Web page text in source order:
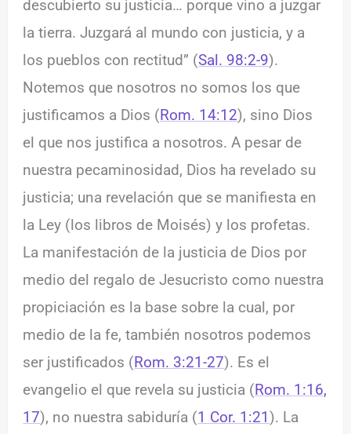
descubierto su justicia… porque vino a juzgar
la tierra. Juzgará al mundo con justicia, y a
los pueblos con rectitud” (Sal. 98:2-9).
Notemos que nosotros no somos los que
justificamos a Dios (Rom. 14:12), sino Dios
el que nos justifica a nosotros. A pesar de
nuestra pecaminosidad, Dios ha revelado su
justicia; una revelación que se manifiesta en
la Ley (los libros de Moisés) y los profetas.
La manifestación de la justicia de Dios por
medio del regalo de Jesucristo como nuestra
propiciación es la base sobre la cual, por
medio de la fe, también nosotros podemos
ser justificados (Rom. 3:21-27). Es el
evangelio el que revela su justicia (Rom. 1:16,
17), no nuestra sabiduría (1 Cor. 1:21). La